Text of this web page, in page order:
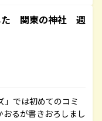
た 関東の神社 週
」では初めてのコミ
るが書きおろしまし